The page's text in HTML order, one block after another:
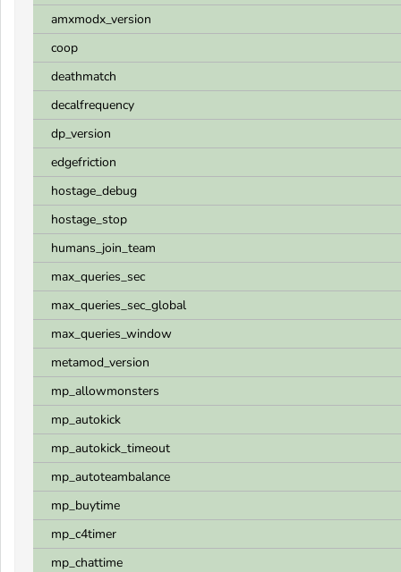
amxmodx_version
coop
deathmatch
decalfrequency
dp_version
edgefriction
hostage_debug
hostage_stop
humans_join_team
max_queries_sec
max_queries_sec_global
max_queries_window
metamod_version
mp_allowmonsters
mp_autokick
mp_autokick_timeout
mp_autoteambalance
mp_buytime
mp_c4timer
mp_chattime